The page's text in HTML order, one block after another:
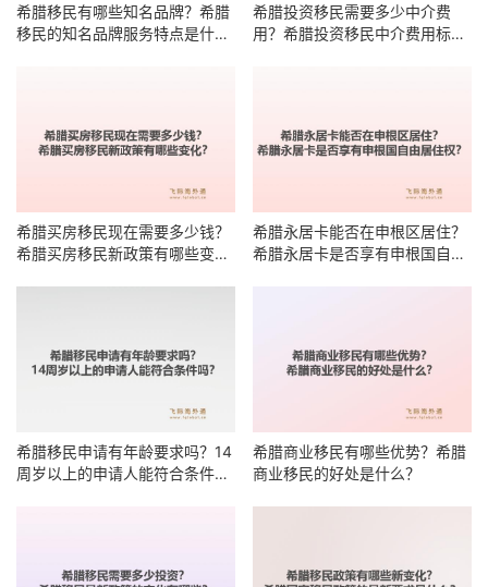
希腊移民有哪些知名品牌？希腊
移民的知名品牌服务特点是什
希腊投资移民需要多少中介费
用？希腊投资移民中介费用标准
希腊买房移民现在需要多少钱？
希腊买房移民新政策有哪些变
希腊永居卡能否在申根区居住？
希腊永居卡是否享有申根国自由
希腊移民申请有年龄要求吗？14
周岁以上的申请人能符合条件
希腊商业移民有哪些优势？希腊
商业移民的好处是什么？